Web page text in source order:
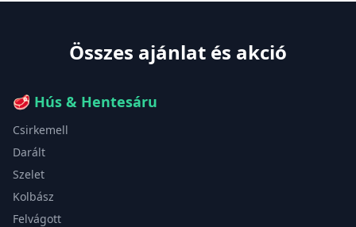
Összes ajánlat és akció
🥩 Hús & Hentesáru
Csirkemell
Darált
Szelet
Kolbász
Felvágott